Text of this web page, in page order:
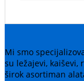
Mi smo
su ležajevi, kaiševi,
širok asortiman